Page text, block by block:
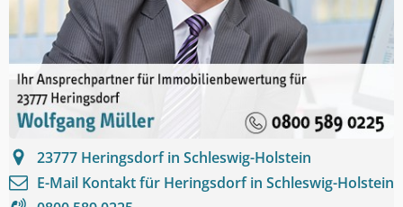
23777 Heringsdorf in Schleswig-Holstein
E-Mail Kontakt für Heringsdorf in Schleswig-Holstein